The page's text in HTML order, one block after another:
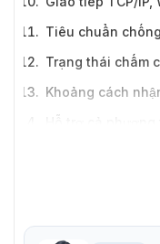
Tiêu chuẩn
Trạng thái chấm
Khoảng cách
với chế độ mã